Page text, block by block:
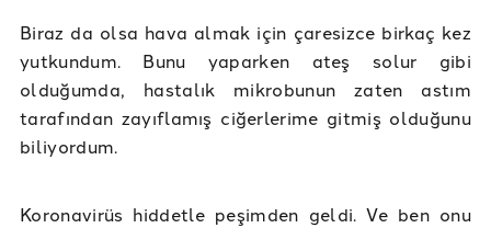
Biraz da olsa hava almak için çaresizce birkaç kez
yutkundum. Bunu yaparken ateş solur gibi
olduğumda, hastalık mikrobunun zaten astım
tarafından zayıflamış ciğerlerime gitmiş olduğunu
biliyordum.
Koronavirüs hiddetle peşimden geldi. Ve ben onu